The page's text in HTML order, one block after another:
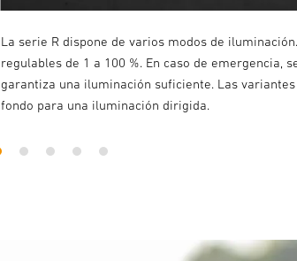
La serie R dispone de varios modos de
regulables de 1 a 100 %. En caso de emergencia,
garantiza una iluminación suficiente. Las
fondo para una iluminación dirigida.